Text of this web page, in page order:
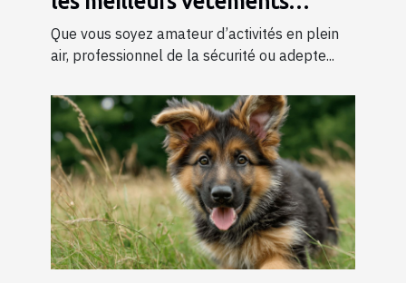
tactiques
Que vous soyez amateur d’activités en plein
air, professionnel de la sécurité ou adepte...